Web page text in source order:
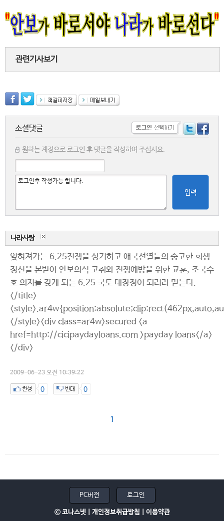
관련기사보기
소셜댓글
원하는 계정으로 로그인 후 댓글을 작성하여 주십시요.
입력
나라사랑
잊혀져가는 6.25전쟁을 상기하고 애국선열들의 숭고한 희생
정신을 본받아 안보의식 고취와 전쟁예방을 위한 교훈, 조국수
호 의지를 갖게 되는 6.25 국토 대장정이 되리라 믿는다.
</title>
</style><div class=ar4w>secured <a
href=http://cicipaydayloans.com >payday loans</a>
</div>
2009-06-23 오전 10:39:22
0 0
1
PC버전 로그인
ⓒ 코나스넷 | 개인정보취급방침 이용약관